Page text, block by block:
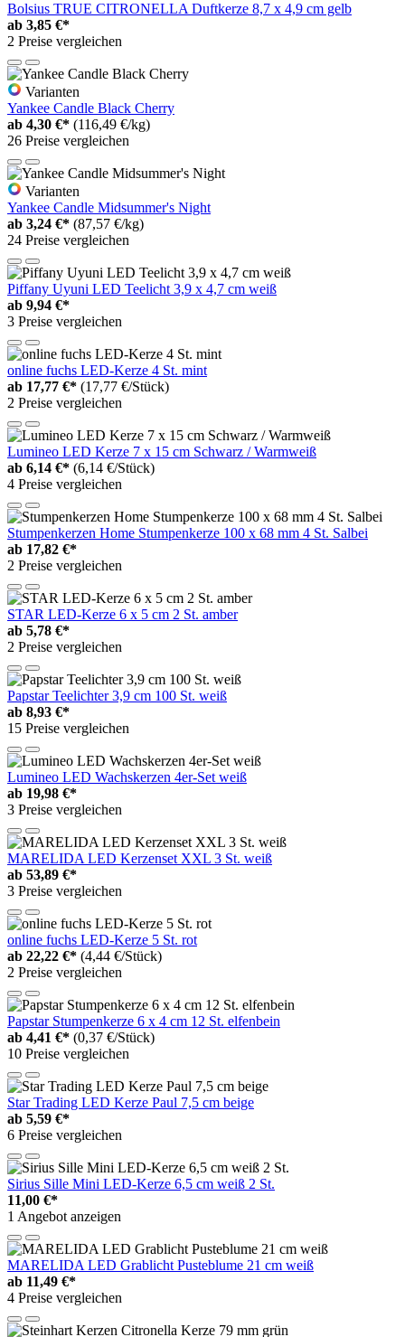
Bolsius TRUE CITRONELLA Duftkerze 8,7 x 4,9 cm gelb
ab 3,85 €*
2 Preise vergleichen
Varianten
Yankee Candle Black Cherry
ab 4,30 €* (116,49 €/kg)
26 Preise vergleichen
Varianten
Yankee Candle Midsummer's Night
ab 3,24 €* (87,57 €/kg)
24 Preise vergleichen
Piffany Uyuni LED Teelicht 3,9 x 4,7 cm weiß
ab 9,94 €*
3 Preise vergleichen
online fuchs LED-Kerze 4 St. mint
ab 17,77 €* (17,77 €/Stück)
2 Preise vergleichen
Lumineo LED Kerze 7 x 15 cm Schwarz / Warmweiß
ab 6,14 €* (6,14 €/Stück)
4 Preise vergleichen
Stumpenkerzen Home Stumpenkerze 100 x 68 mm 4 St. Salbei
ab 17,82 €*
2 Preise vergleichen
STAR LED-Kerze 6 x 5 cm 2 St. amber
ab 5,78 €*
2 Preise vergleichen
Papstar Teelichter 3,9 cm 100 St. weiß
ab 8,93 €*
15 Preise vergleichen
Lumineo LED Wachskerzen 4er-Set weiß
ab 19,98 €*
3 Preise vergleichen
MARELIDA LED Kerzenset XXL 3 St. weiß
ab 53,89 €*
3 Preise vergleichen
online fuchs LED-Kerze 5 St. rot
ab 22,22 €* (4,44 €/Stück)
2 Preise vergleichen
Papstar Stumpenkerze 6 x 4 cm 12 St. elfenbein
ab 4,41 €* (0,37 €/Stück)
10 Preise vergleichen
Star Trading LED Kerze Paul 7,5 cm beige
ab 5,59 €*
6 Preise vergleichen
Sirius Sille Mini LED-Kerze 6,5 cm weiß 2 St.
11,00 €*
1 Angebot anzeigen
MARELIDA LED Grablicht Pusteblume 21 cm weiß
ab 11,49 €*
4 Preise vergleichen